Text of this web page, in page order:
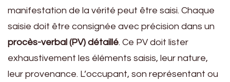
manifestation de la vérité peut être saisi. Chaque
saisie doit être consignée avec précision dans un
procès-verbal (PV) détaillé. Ce PV doit lister
exhaustivement les éléments saisis, leur nature,
leur provenance. L’occupant, son représentant ou